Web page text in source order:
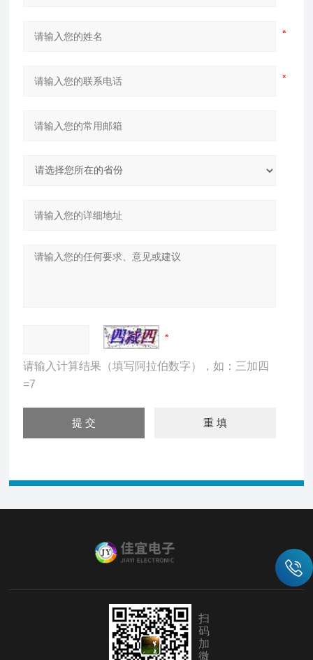
请输入计算结果（填写阿拉伯数字），如：三加四
=7
扫
码
加
微